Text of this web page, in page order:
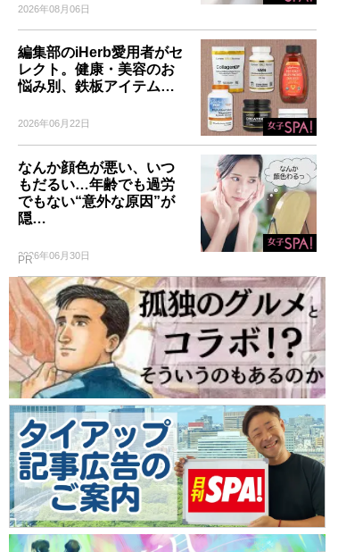
2026年08月06日
編集部のiHerb愛用者がセ
レクト。健康・美容のお
悩み別、鉄板アイテム…
2026年06月22日
なんか顔色が悪い、いつ
もだるい…年齢でも過労
でもない“意外な原因”が
隠…
2026年06月30日
PR